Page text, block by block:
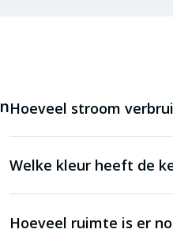
Hoeveel stroom
Welke kleur heeft de
Hoeveel ruimte is er